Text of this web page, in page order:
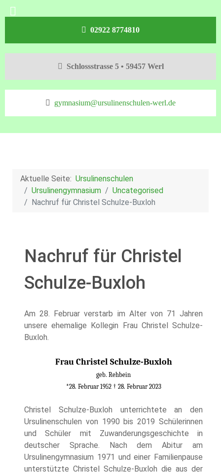
02922 8774810
Schlossstrasse 5 • 59457 Werl
gymnasium@ursulinenschulen-werl.de
Aktuelle Seite: Ursulinenschulen
Ursulinengymnasium
Uncategorised
Nachruf für Christel Schulze-Buxloh
Nachruf für Christel
Schulze-Buxloh
Am 28. Februar verstarb im Alter von 71 Jahren
unsere ehemalige Kollegin Frau Christel Schulze-
Buxloh.
Frau Christel Schulze-Buxloh
geb. Rehbein
*28. Februar 1952 † 28. Februar 2023
Christel Schulze-Buxloh unterrichtete an den
Ursulinenschulen von 1990 bis 2019 Schülerinnen
und Schüler mit Zuwanderungsgeschichte in
deutscher Sprache. Nach dem Abitur am
Ursulinengymnasium 1971 und einer Familienpause
unterstützte Christel Schulze-Buxloh die aus der